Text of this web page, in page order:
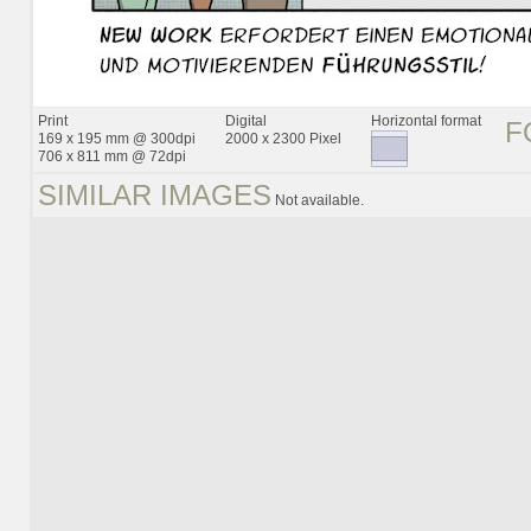
Print
169 x 195 mm @ 300dpi
706 x 811 mm @ 72dpi
Digital
2000 x 2300 Pixel
Horizontal format
SIMILAR IMAGES Not available.